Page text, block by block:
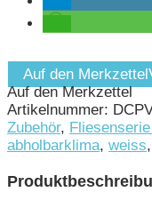
Auf den Merkzettel
Auf den Merkzettel
Artikelnummer:
Zubehör,
abholbarklima, weiss,